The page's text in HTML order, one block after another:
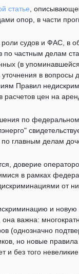
статье ,
опор, в части
роли судов и ФАС, в
по частным делам
(в
уточнения в вопросы
Правил
расчетов цен на
по
главным делам
доверие
в рамках
от
и новую
она важна:
(однозначно
но новые
и без того